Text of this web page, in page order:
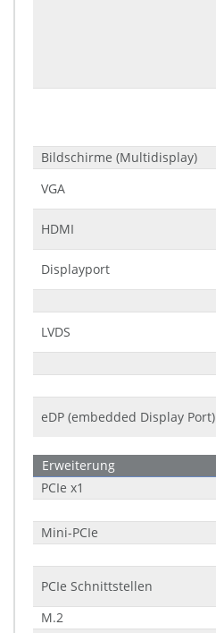
Bildschirme (Multidisplay)
VGA
HDMI
Displayport
LVDS
eDP (embedded Display Port)
Erweiterung
PCIe x1
Mini-PCIe
PCIe Schnittstellen
M.2